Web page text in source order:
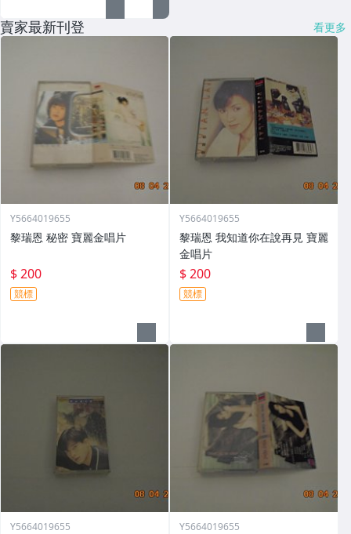
賣家最新刊登 看更多
Y5664019655
黎瑞恩 秘密 寶麗金唱片
$ 200
競標
Y5664019655
黎瑞恩 我知道你在說再見 寶麗
金唱片
$ 200
競標
Y5664019655 Y5664019655